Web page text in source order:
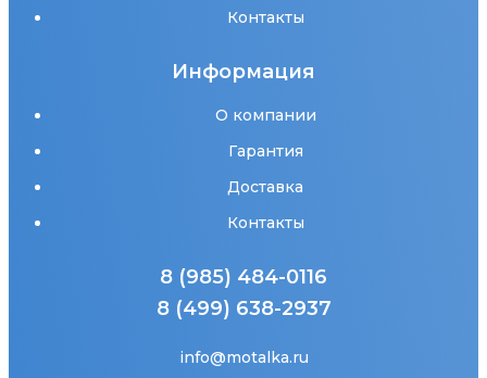
Контакты
Информация
О компании
Гарантия
Доставка
Контакты
8 (985) 484-0116
8 (499) 638-2937
info@motalka.ru